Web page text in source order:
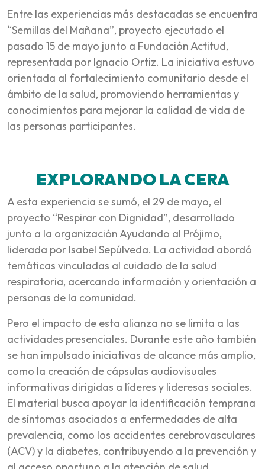
Entre las experiencias más destacadas se encuentra
“Semillas del Mañana”, proyecto ejecutado el
pasado 15 de mayo junto a Fundación Actitud,
representada por Ignacio Ortiz. La iniciativa estuvo
orientada al fortalecimiento comunitario desde el
ámbito de la salud, promoviendo herramientas y
conocimientos para mejorar la calidad de vida de
las personas participantes.
EXPLORANDO LA CERA
A esta experiencia se sumó, el 29 de mayo, el
proyecto “Respirar con Dignidad”, desarrollado
junto a la organización Ayudando al Prójimo,
liderada por Isabel Sepúlveda. La actividad abordó
temáticas vinculadas al cuidado de la salud
respiratoria, acercando información y orientación a
personas de la comunidad.
Pero el impacto de esta alianza no se limita a las
actividades presenciales. Durante este año también
se han impulsado iniciativas de alcance más amplio,
como la creación de cápsulas audiovisuales
informativas dirigidas a líderes y lideresas sociales.
El material busca apoyar la identificación temprana
de síntomas asociados a enfermedades de alta
prevalencia, como los accidentes cerebrovasculares
(ACV) y la diabetes, contribuyendo a la prevención y